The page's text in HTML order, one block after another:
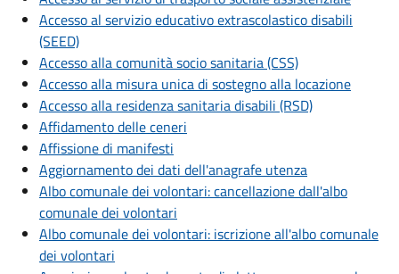
Accesso al servizio educativo extrascolastico disabili
(SEED)
Accesso alla comunità socio sanitaria (CSS)
Accesso alla misura unica di sostegno alla locazione
Accesso alla residenza sanitaria disabili (RSD)
Affidamento delle ceneri
Affissione di manifesti
Aggiornamento dei dati dell'anagrafe utenza
Albo comunale dei volontari: cancellazione dall'albo
comunale dei volontari
Albo comunale dei volontari: iscrizione all'albo comunale
dei volontari